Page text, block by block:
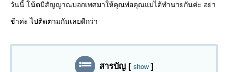
วันนี้ โน้ตมีสัญญาณบอกเพศมาให้คุณพ่อคุณแม่ได้ทำนายกันค่ะ อย่า
ช้าค่ะ ไปติดตามกันเลยดีกว่า
สารบัญ [ show ]